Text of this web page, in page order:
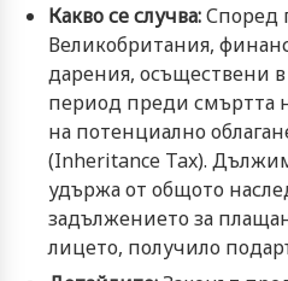
Какво се случва:Според
Великобритания,
дарения, осъществени
период преди смъртта
на потенциално
(Inheritance Tax).
удържа от общото
задължението за
лицето, получило